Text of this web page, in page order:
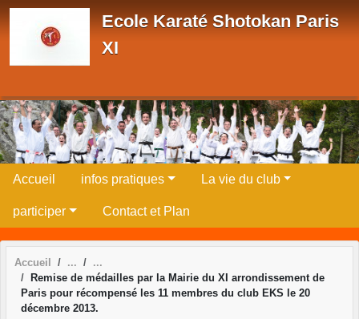
Ecole Karaté Shotokan Paris
XI
Accueil infos pratiques La vie du club
participer Contact et Plan
Accueil
Remise de médailles par la Mairie du XI arrondissement de
Paris pour récompensé les 11 membres du club EKS le 20
décembre 2013.
Panneau de gestion des cookies